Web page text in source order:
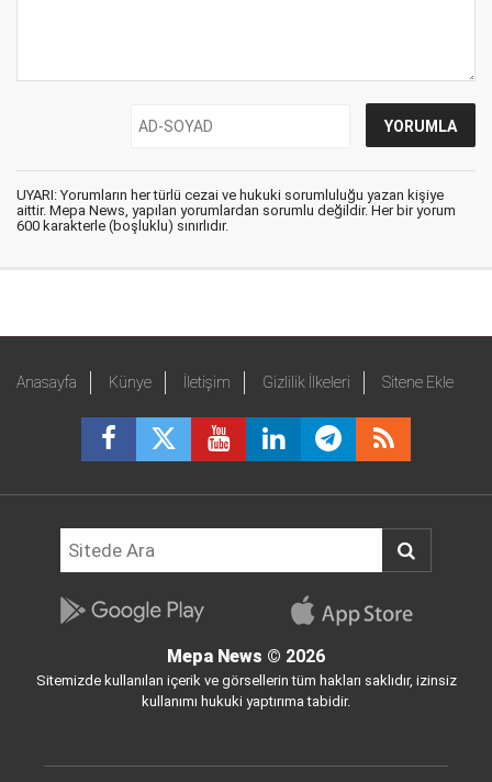
UYARI: Yorumların her türlü cezai ve hukuki sorumluluğu yazan kişiye
aittir. Mepa News, yapılan yorumlardan sorumlu değildir. Her bir yorum
600 karakterle (boşluklu) sınırlıdır.
Anasayfa Künye İletişim Gizlilik İlkeleri Sitene Ekle
Mepa News © 2026
Sitemizde kullanılan içerik ve görsellerin tüm hakları saklıdır, izinsiz
kullanımı hukuki yaptırıma tabidir.